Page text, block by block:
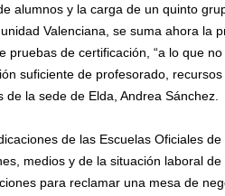
alumnos y la carga de un quinto
Valenciana, se suma ahora la
pruebas de certificación, “a lo que
suficiente de profesorado,
de la sede de Elda, Andrea Sánchez.
de las Escuelas Oficiales
medios y de la situación laboral
para reclamar una mesa de